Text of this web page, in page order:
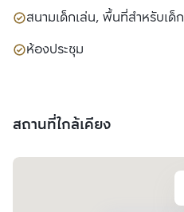
สนามเด็กเล่น, พื้นที่สำหรับเด็ก
ห้องประชุม
สถานที่ใกล้เคียง